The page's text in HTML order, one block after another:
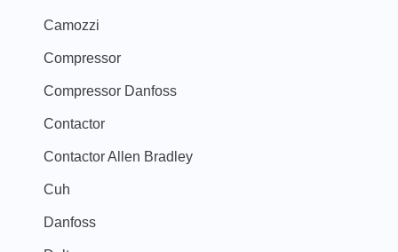
Camozzi
Compressor
Compressor Danfoss
Contactor
Contactor Allen Bradley
Cuh
Danfoss